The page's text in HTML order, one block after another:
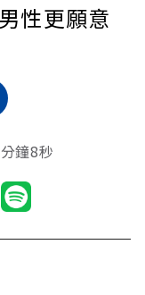
性更願意
鐘8秒